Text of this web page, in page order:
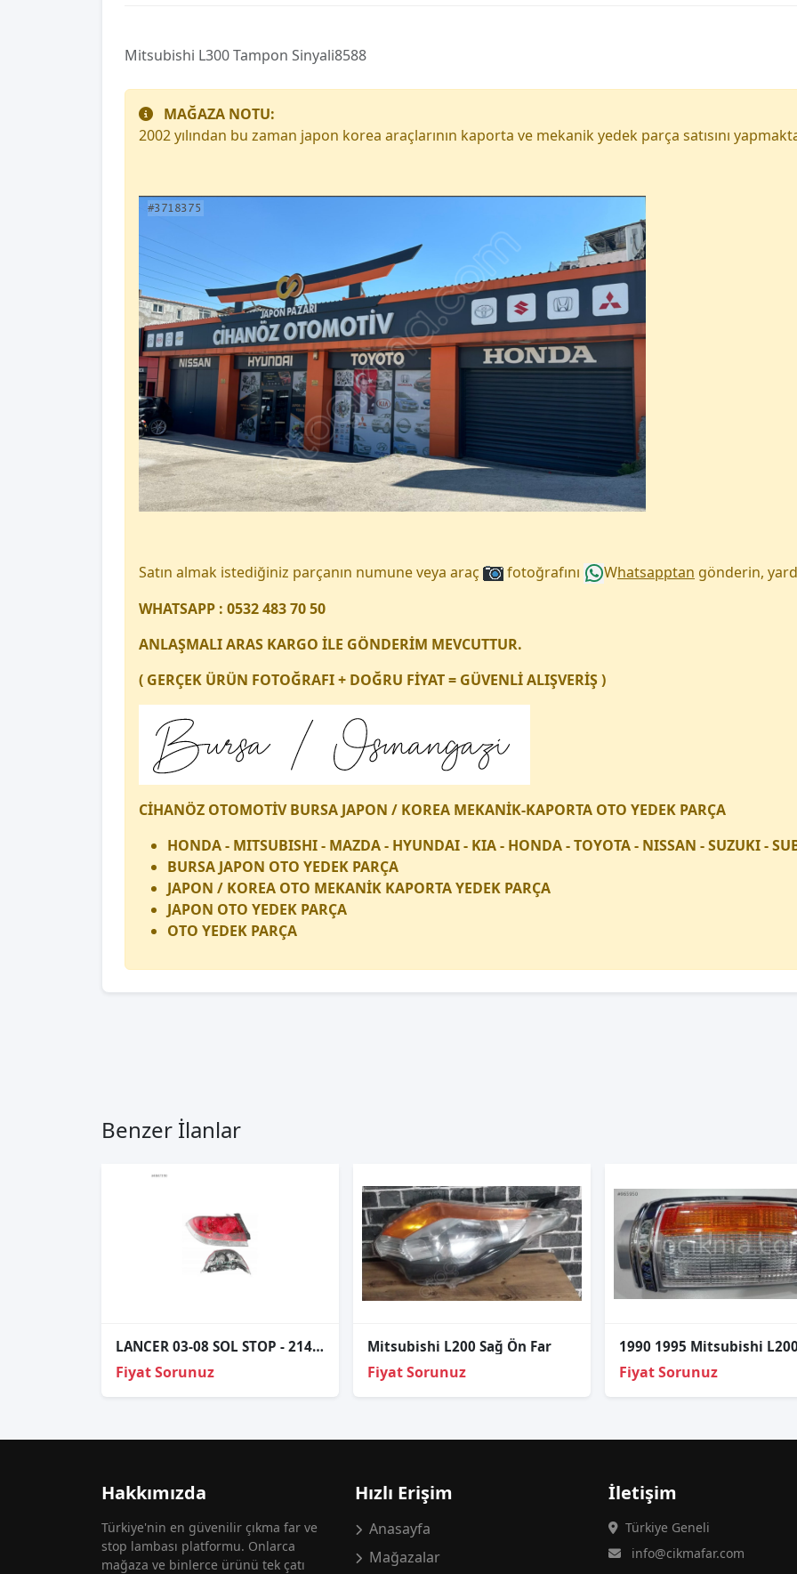
Mitsubishi L300 Tampon Sinyali8588
MAĞAZA NOTU:
2002 yılından bu zaman japon korea araçlarının kaporta ve mekanik yedek parça satısını
Satın almak istediğiniz parçanın numune veya araç fotoğrafını Whatsapptan gönderin,
WHATSAPP : 0532 483 70 50
ANLAŞMALI ARAS KARGO İLE GÖNDERİM MEVCUTTUR.
( GERÇEK ÜRÜN FOTOĞRAFI + DOĞRU FİYAT = GÜVENLİ ALIŞVERİŞ )
CİHANÖZ OTOMOTİV BURSA JAPON / KOREA MEKANİK-KAPORTA OTO YEDEK PARÇA
HONDA - MITSUBISHI - MAZDA - HYUNDAI - KIA - HONDA - TOYOTA - NISSAN - SUZUKI -
BURSA JAPON OTO YEDEK PARÇA
JAPON / KOREA OTO MEKANİK KAPORTA YEDEK PARÇA
JAPON OTO YEDEK PARÇA
OTO YEDEK PARÇA
Benzer İlanlar
LANCER 03-08 SOL STOP - 214-1983L-AE
Fiyat Sorunuz
Mitsubishi L200 Sağ Ön Far
Fiyat Sorunuz Fiyat Sorunuz
Hakkımızda
Türkiye'nin en güvenilir çıkma far ve
stop lambası platformu. Onlarca
mağaza ve binlerce ürünü tek çatı
Hızlı Erişim
Anasayfa
Mağazalar
İletişim
Türkiye Geneli
info@cikmafar.com